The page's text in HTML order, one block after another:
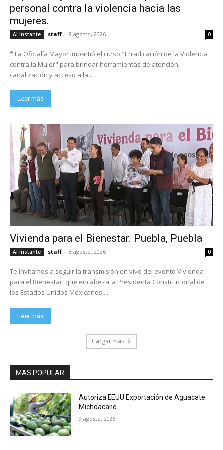
personal contra la violencia hacia las
mujeres.
Al Instante staff - 8 agosto, 2026 0
* La Oficialía Mayor impartió el curso "Erradicación de la Violencia
contra la Mujer" para brindar herramientas de atención,
canalización y acceso a la...
Leer más
Vivienda para el Bienestar. Puebla, Puebla
Al Instante staff - 8 agosto, 2026 0
Te invitamos a seguir la transmisión en vivo del evento Vivienda
para el Bienestar, que encabeza la Presidenta Constitucional de
los Estados Unidos Mexicanos,...
Leer más
Cargar más
MAS POPULAR
Autoriza EEUU Exportación de Aguacate
Michoacano
9 agosto, 2026